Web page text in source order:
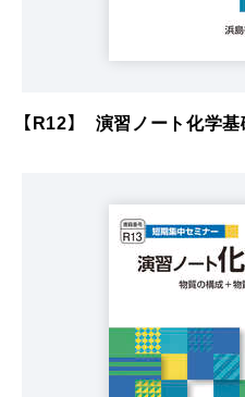
【R12】 演習ノート化学